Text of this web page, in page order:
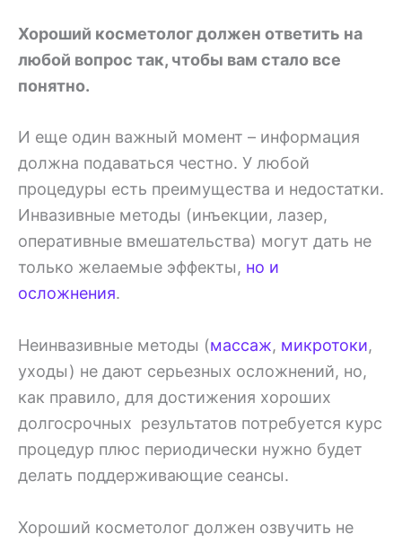
Хороший косметолог должен ответить на
любой вопрос так, чтобы вам стало все
понятно.
И еще один важный момент – информация
должна подаваться честно. У любой
процедуры есть преимущества и недостатки.
Инвазивные методы (инъекции, лазер,
оперативные вмешательства) могут дать не
только желаемые эффекты, но и
осложнения.
Неинвазивные методы (массаж, микротоки,
уходы) не дают серьезных осложнений, но,
как правило, для достижения хороших
долгосрочных результатов потребуется курс
процедур плюс периодически нужно будет
делать поддерживающие сеансы.
Хороший косметолог должен озвучить не